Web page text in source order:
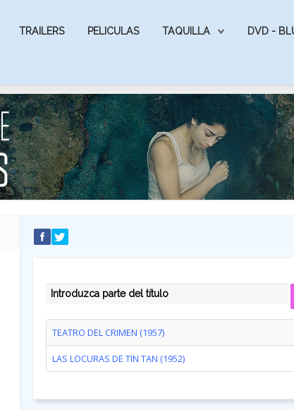
TRAILERS PELICULAS TAQUILLA DVD -
INTRODUZCA PARTE DEL TÍTULO
TEATRO DEL CRIMEN (1957)
LAS LOCURAS DE TIN TAN (1952)